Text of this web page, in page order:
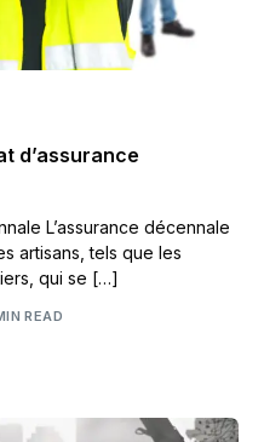
d’assurance
L’assurance décennale
artisans, tels que les
qui se […]
READ